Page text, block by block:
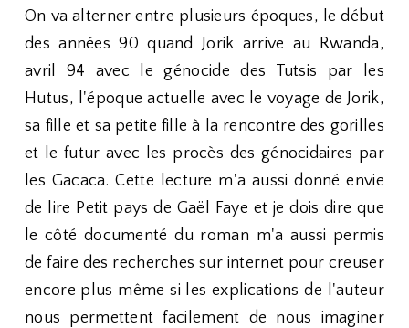
On va alterner entre plusieurs époques, le début
des années 90 quand Jorik arrive au Rwanda,
avril 94 avec le génocide des Tutsis par les
Hutus, l'époque actuelle avec le voyage de Jorik,
sa fille et sa petite fille à la rencontre des gorilles
et le futur avec les procès des génocidaires par
les Gacaca. Cette lecture m'a aussi donné envie
de lire Petit pays de Gaël Faye et je dois dire que
le côté documenté du roman m'a aussi permis
de faire des recherches sur internet pour creuser
encore plus même si les explications de l'auteur
nous permettent facilement de nous imaginer